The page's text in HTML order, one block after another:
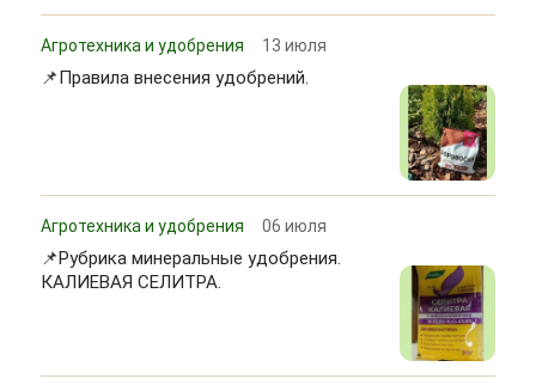
Агротехника и удобрения 13 июля
📌Правила внесения удобрений.
Агротехника и удобрения 06 июля
📌Рубрика минеральные удобрения.
КАЛИЕВАЯ СЕЛИТРА.